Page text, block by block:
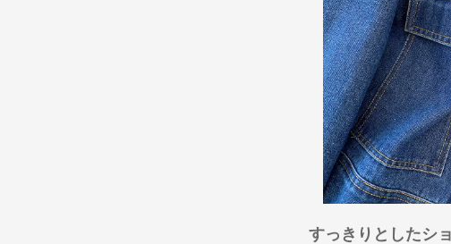
すっきりとしたシ